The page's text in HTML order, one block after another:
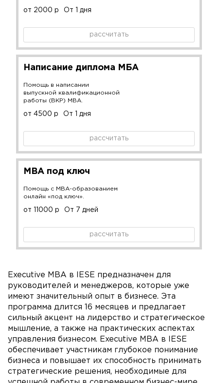
от 2000 р От 1 дня
рассчитать
Написание диплома МБА
Помощь в написании
выпускной квалификационной
работы (ВКР) MBA.
от 4500 р От 1 дня
рассчитать
MBA под ключ
Помощь с MBA-образованием
онлайн «под ключ».
от 11000 р От 7 дней
рассчитать
Executive MBA в IESE предназначен для
руководителей и менеджеров, которые уже
имеют значительный опыт в бизнесе. Эта
программа длится 16 месяцев и предлагает
сильный акцент на лидерство и стратегическое
мышление, а также на практических аспектах
управления бизнесом. Executive MBA в IESE
обеспечивает участникам глубокое понимание
бизнеса и повышает их способность принимать
стратегические решения, необходимые для